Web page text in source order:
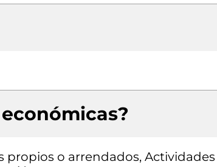
propios o arrendados, Actividades